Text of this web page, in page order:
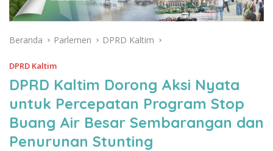
Beranda Parlemen DPRD Kaltim
DPRD Kaltim
DPRD Kaltim Dorong Aksi Nyata
untuk Percepatan Program Stop
Buang Air Besar Sembarangan dan
Penurunan Stunting